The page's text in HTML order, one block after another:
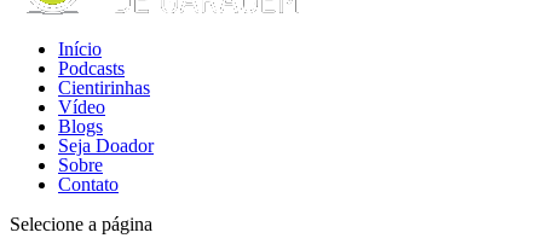
Início
Podcasts
Cientirinhas
Vídeo
Blogs
Seja Doador
Sobre
Contato
Selecione a página